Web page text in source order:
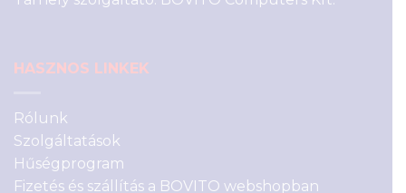
HASZNOS LINKEK
Rólunk
Szolgáltatások
Hűségprogram
Fizetés és szállítás a BOVITO webshopban